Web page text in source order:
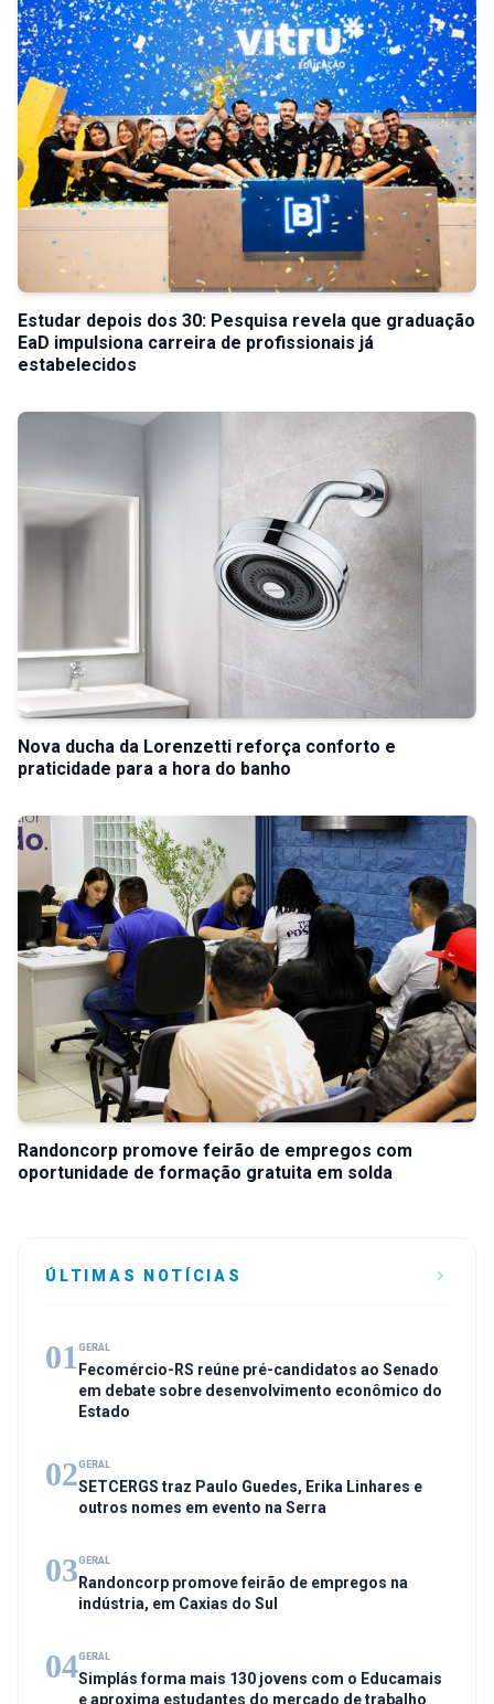
Estudar depois dos 30: Pesquisa revela que graduação
EaD impulsiona carreira de profissionais já
estabelecidos
Nova ducha da Lorenzetti reforça conforto e
praticidade para a hora do banho
Randoncorp promove feirão de empregos com
oportunidade de formação gratuita em solda
ÚLTIMAS NOTÍCIAS
01 GERAL
Fecomércio-RS reúne pré-candidatos ao Senado
em debate sobre desenvolvimento econômico do
Estado
02GERAL
SETCERGS traz Paulo Guedes, Erika Linhares e
outros nomes em evento na Serra
03GERAL
Randoncorp promove feirão de empregos na
indústria, em Caxias do Sul
04GERAL
Simplás forma mais 130 jovens com o Educamais
e aproxima estudantes do mercado de trabalho